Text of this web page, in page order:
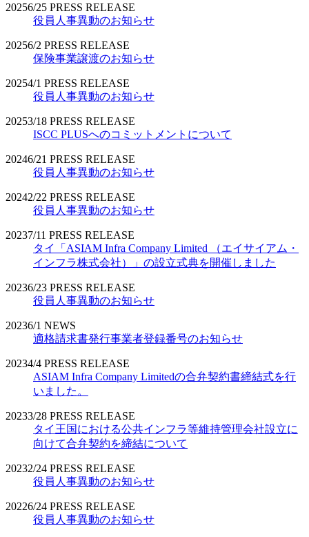
20256/25 PRESS RELEASE
役員人事異動のお知らせ
20256/2 PRESS RELEASE
保険事業譲渡のお知らせ
20254/1 PRESS RELEASE
役員人事異動のお知らせ
20253/18 PRESS RELEASE
ISCC PLUSへのコミットメントについて
20246/21 PRESS RELEASE
役員人事異動のお知らせ
20242/22 PRESS RELEASE
役員人事異動のお知らせ
20237/11 PRESS RELEASE
タイ「ASIAM Infra Company Limited （エイサイアム・
インフラ株式会社）」の設立式典を開催しました
20236/23 PRESS RELEASE
役員人事異動のお知らせ
20236/1 NEWS
適格請求書発行事業者登録番号のお知らせ
20234/4 PRESS RELEASE
ASIAM Infra Company Limitedの合弁契約書締結式を行
いました。
20233/28 PRESS RELEASE
タイ王国における公共インフラ等維持管理会社設立に
向けて合弁契約を締結について
20232/24 PRESS RELEASE
役員人事異動のお知らせ
20226/24 PRESS RELEASE
役員人事異動のお知らせ